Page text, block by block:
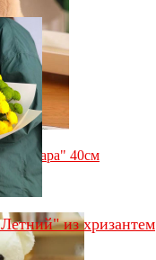
40см
из хризантем